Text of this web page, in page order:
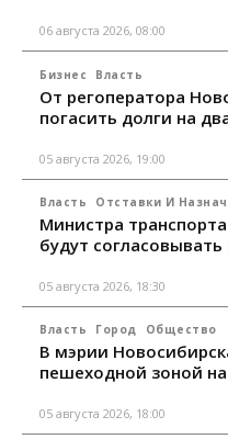
06 августа 2026, 08:00
Бизнес Власть
От регоператора
погасить долги на
05 августа 2026, 19:00
Власть Отставки И
Министра
будут
05 августа 2026, 18:30
Власть Город Общество
В мэрии
пешеходной зоной
05 августа 2026, 18:00